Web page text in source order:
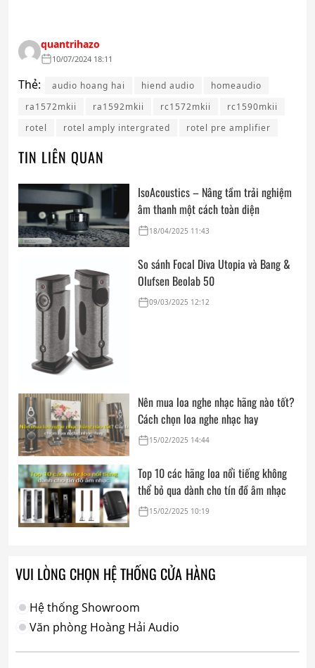
quantrihazo
10/07/2024 18:11
Thẻ: audio hoang hai hiend audio
homeaudio
ra1572mkii
ra1592mkii rc1572mkii
rc1590mkii
rotel
rotel amply intergrated rotel pre amplifier
TIN LIÊN QUAN
IsoAcoustics – Nâng tầm trải nghiệm
âm thanh một cách toàn diện
18/04/2025 11:43
So sánh Focal Diva Utopia và Bang &
Olufsen Beolab 50
09/03/2025 12:12
Nên mua loa nghe nhạc hãng nào tốt?
Cách chọn loa nghe nhạc hay
15/02/2025 14:44
Top 10 các hãng loa nổi tiếng không
thể bỏ qua dành cho tín đồ âm nhạc
15/02/2025 10:19
VUI LÒNG CHỌN HỆ THỐNG CỬA HÀNG
Hệ thống Showroom
Văn phòng Hoàng Hải Audio